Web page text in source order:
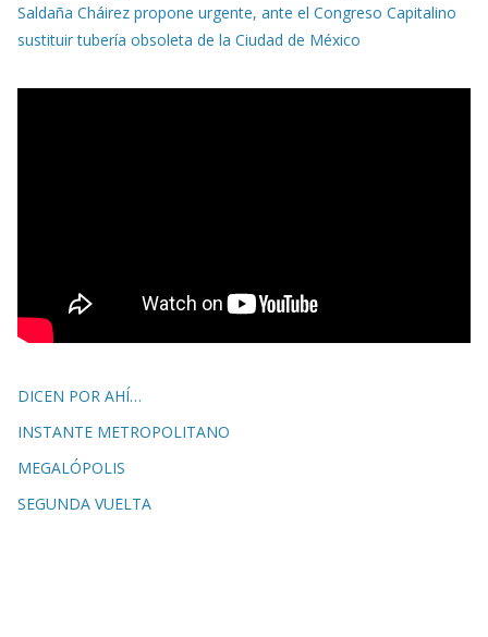
Saldaña Cháirez propone urgente, ante el Congreso Capitalino
sustituir tubería obsoleta de la Ciudad de México
DICEN POR AHÍ…
INSTANTE METROPOLITANO
MEGALÓPOLIS
SEGUNDA VUELTA